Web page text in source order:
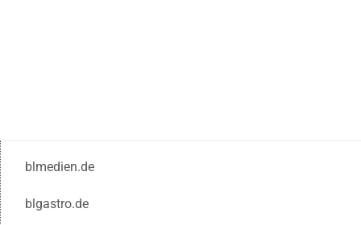
blmedien.de
blgastro.de